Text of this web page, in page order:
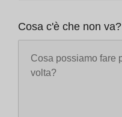
Cosa c'è che non va?